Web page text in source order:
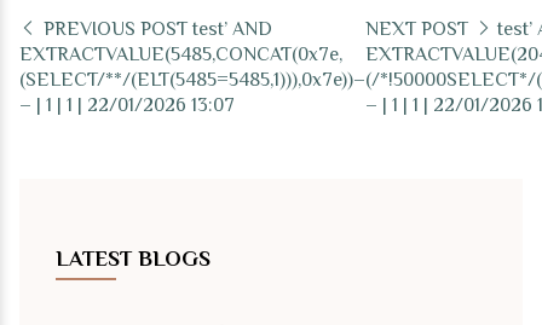
PREVIOUS POST test’ AND
EXTRACTVALUE(5485,CONCAT(0x7e,
(SELECT/**/(ELT(5485=5485,1))),0x7e))–
– | 1 | 1 | 22/01/2026 13:07
NEXT POST
test’
(/*!50000SELECT*/
– | 1 | 1 | 22/01/2026
LATEST BLOGS